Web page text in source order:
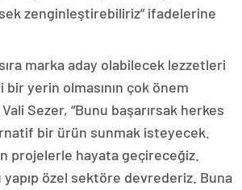
zenginleştirebiliriz” ifadelerine
marka aday olabilecek lezzetleri
yerin olmasının çok önem
Vali Sezer, “Bunu başarırsak herkes
bir ürün sunmak isteyecek.
projelerle hayata geçireceğiz.
yapıp özel sektöre devrederiz. Buna